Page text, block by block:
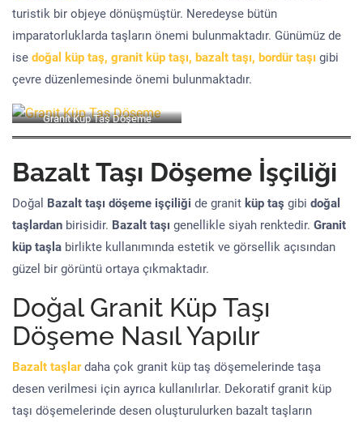
turistik bir objeye dönüşmüştür. Neredeyse bütün
imparatorluklarda taşların önemi bulunmaktadır. Günümüz de
ise doğal küp taş, granit küp taşı, bazalt taşı, bordür taşı gibi
çevre düzenlemesinde önemi bulunmaktadır.
Granit Küp Taş Döşeme
Bazalt Taşı Döşeme İşçiliği
Doğal Bazalt taşı döşeme işçiliği de granit küp taş gibi doğal
taşlardan birisidir. Bazalt taşı genellikle siyah renktedir. Granit
küp taşla birlikte kullanımında estetik ve görsellik açısından
güzel bir görüntü ortaya çıkmaktadır.
Doğal Granit Küp Taşı
Döşeme Nasıl Yapılır
Bazalt taşlardaha çok granit küp taş döşemelerinde taşa
desen verilmesi için ayrıca kullanılırlar. Dekoratif granit küp
taşı döşemelerinde desen oluşturulurken bazalt taşların